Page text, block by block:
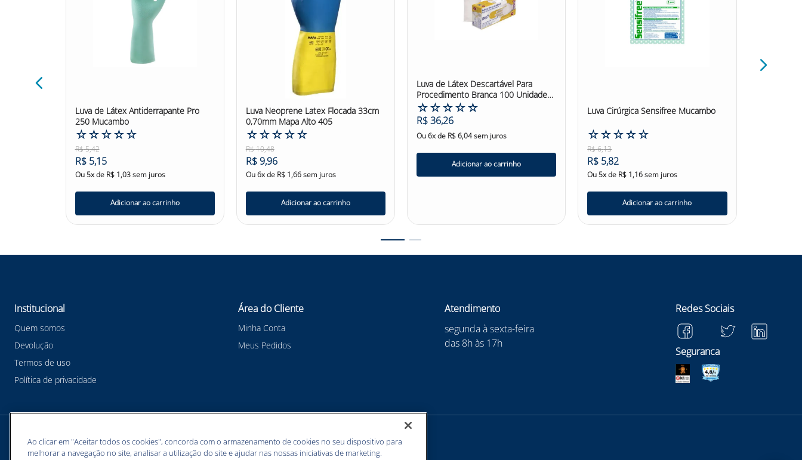
Luva de Látex Antiderrapante Pro
250 Mucambo
☆☆☆☆☆
R$5,42
R$ 5,15
Ou5x de R$ 1,03sem juros
Adicionar ao carrinho
Luva Neoprene Latex Flocada 33cm
0,70mm Mapa Alto 405
☆☆☆☆☆
R$10,48
R$9,96
Ou6x de R$ 1,66sem juros
Adicionar ao carrinho
Luva de Látex Descartável Para
Procedimento Branca 100 Unidades
Volk
☆☆☆☆☆
R$36,26
Ou6x de R$6,04sem juros
Adicionar ao carrinho
Luva Cirúrgica Sensifree Mucambo
☆☆☆☆☆
R$6,13
R$ 5,82
Ou5x de R$ 1,16sem juros
Adicionar ao carrinho
Institucional
Quem somos
Devolução
Termos de uso
Política de privacidade
Área do Cliente
Minha Conta
Meus Pedidos
Atendimento
segunda à sexta-feira
das 8h às 17h
Redes Sociais
Seguranca
Meios de pagamentos
Ao clicar em "Aceitar todos os cookies", concorda com o armazenamento de cookies no seu dispositivo para
melhorar a navegação no site, analisar a utilização do site e ajudar nas nossas iniciativas de marketing.